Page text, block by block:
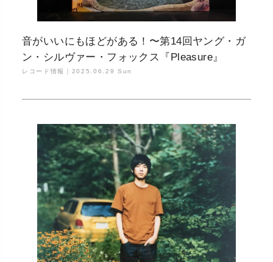
音がいいにもほどがある！〜第14回ヤング・ガ
ン・シルヴァー・フォックス『Pleasure』
レコード情報｜ 2025.06.29 Sun